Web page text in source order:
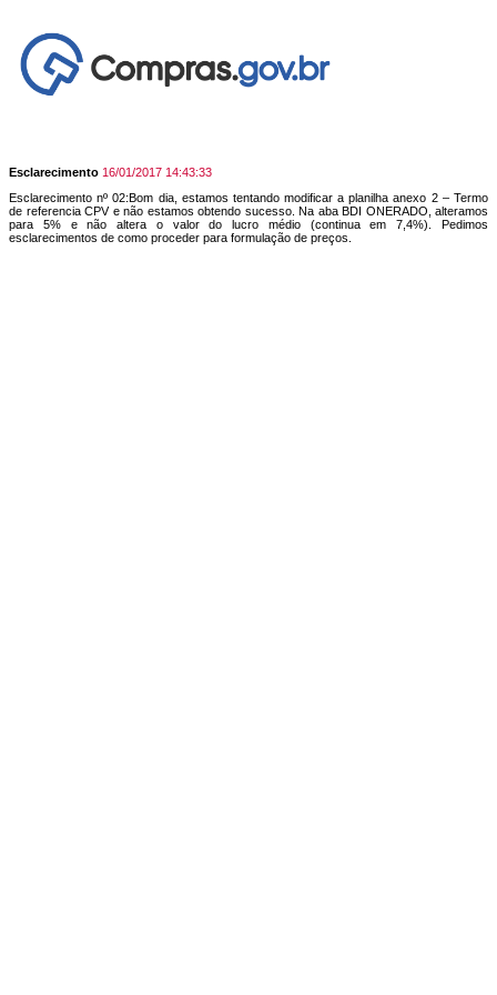
Esclarecimento 16/01/2017 14:43:33
Esclarecimento nº 02:Bom dia, estamos tentando modificar a planilha anexo 2 – Termo
de referencia CPV e não estamos obtendo sucesso. Na aba BDI ONERADO, alteramos
para 5% e não altera o valor do lucro médio (continua em 7,4%). Pedimos
esclarecimentos de como proceder para formulação de preços.